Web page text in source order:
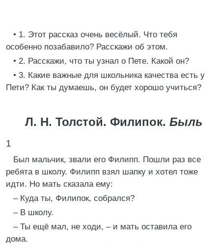
• 1. Этот рассказ очень весёлый. Что тебя
особенно позабавило? Расскажи об этом.
• 2. Расскажи, что ты узнал о Пете. Какой он?
• 3. Какие важные для школьника качества есть у
Пети? Как ты думаешь, он будет хорошо учиться?
Л. Н. Толстой. Филипок. Быль
1
Был мальчик, звали его Филипп. Пошли раз все
ребята в школу. Филипп взял шапку и хотел тоже
идти. Но мать сказала ему:
– Куда ты, Филипок, собрался?
– В школу.
– Ты ещё мал, не ходи, – и мать оставила его
дома.